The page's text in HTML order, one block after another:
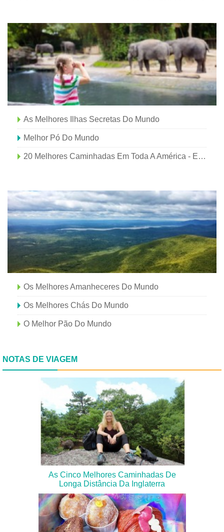
As Melhores Ilhas Secretas Do Mundo
Melhor Pó Do Mundo
20 Melhores Caminhadas Em Toda A América - E Os Melhores Momentos Para Ir
Os Melhores Amanheceres Do Mundo
Os Melhores Chás Do Mundo
O Melhor Pão Do Mundo
NOTAS DE VIAGEM
As Cinco Melhores Caminhadas De
Longa Distância Da Inglaterra